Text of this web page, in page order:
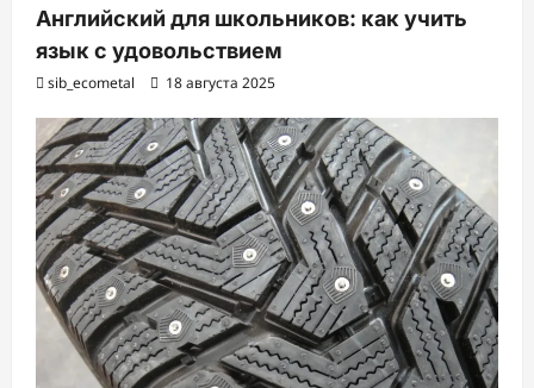
Английский для школьников: как учить
язык с удовольствием
sib_ecometal 18 августа 2025